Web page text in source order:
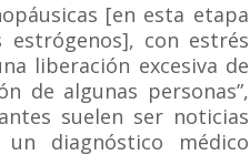
[en esta etapa
con estrés
liberación excesiva de
de algunas personas”,
suelen ser noticias
diagnóstico médico